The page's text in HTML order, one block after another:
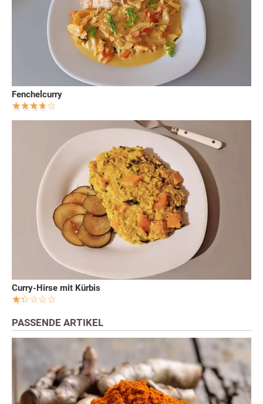
Fenchelcurry
Curry-Hirse mit Kürbis
PASSENDE ARTIKEL